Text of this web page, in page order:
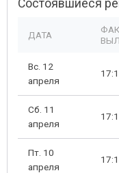
Состоявшиеся
ДАТА
Вс. 12
апреля
Сб. 11
апреля
Пт. 10
апреля